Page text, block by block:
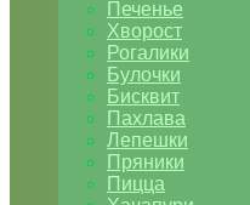
Печенье
Хворост
Рогалики
Булочки
Бисквит
Пахлава
Лепешки
Пряники
Пицца